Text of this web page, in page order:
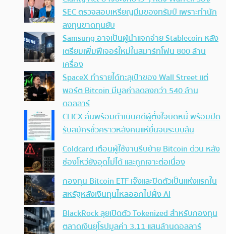
SEC ตรวจสอบเหรียญมีมของทรัมป์ เพราะทำนัก
ลงทุนขาดทุนยับ
Samsung อาจเป็นผู้นำแจกจ่าย Stablecoin หลัง
เตรียมเพิ่มฟีเจอร์ใหม่ในสมาร์ทโฟน 800 ล้าน
เครื่อง
SpaceX ทำรายได้ทะลุเป้าของ Wall Street แต่
พอร์ต Bitcoin มีมูลค่าลดลงกว่า 540 ล้าน
ดอลลาร์
CLICX ลั่นพร้อมดำเนินคดีผู้ตั้งใจบิดหนี้ พร้อมปิด
รับสมัครชั่วคราวหลังคนแห่ยื่นจนระบบล้น
Coldcard เตือนผู้ใช้งานรีบย้าย Bitcoin ด่วน หลัง
ช่องโหว่ยังอุดไม่ได้ และถูกเจาะต่อเนื่อง
กองทุน Bitcoin ETF เจ๊งและปิดตัวเป็นแห่งแรกใน
สหรัฐหลังเงินทุนไหลออกไปฝั่ง AI
BlackRock ลุยเปิดตัว Tokenized สำหรับกองทุน
ตลาดเงินยุโรปมูลค่า 3.11 แสนล้านดอลลาร์